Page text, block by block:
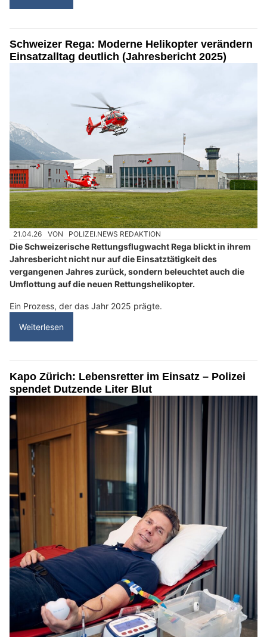
Schweizer Rega: Moderne Helikopter verändern
Einsatzalltag deutlich (Jahresbericht 2025)
21.04.26 VON POLIZEI.NEWS REDAKTION
Die Schweizerische Rettungsflugwacht Rega blickt in ihrem
Jahresbericht nicht nur auf die Einsatztätigkeit des
vergangenen Jahres zurück, sondern beleuchtet auch die
Umflottung auf die neuen Rettungshelikopter.
Ein Prozess, der das Jahr 2025 prägte.
Weiterlesen
Kapo Zürich: Lebensretter im Einsatz – Polizei
spendet Dutzende Liter Blut